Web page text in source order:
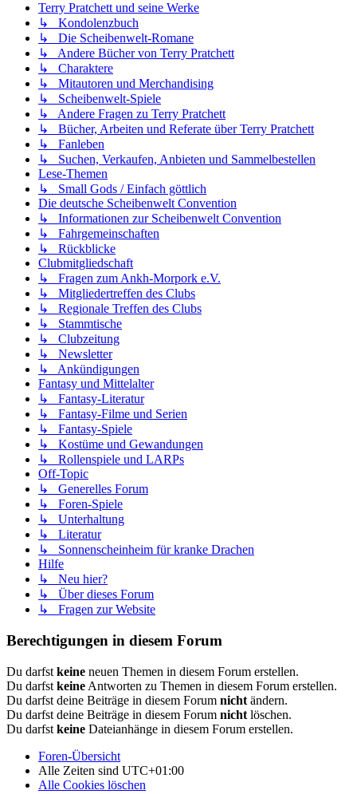
Terry Pratchett und seine Werke
↳ Kondolenzbuch
↳ Die Scheibenwelt-Romane
↳ Andere Bücher von Terry Pratchett
↳ Charaktere
↳ Mitautoren und Merchandising
↳ Scheibenwelt-Spiele
↳ Andere Fragen zu Terry Pratchett
↳ Bücher, Arbeiten und Referate über Terry Pratchett
↳ Fanleben
↳ Suchen, Verkaufen, Anbieten und Sammelbestellen
Lese-Themen
↳ Small Gods / Einfach göttlich
Die deutsche Scheibenwelt Convention
↳ Informationen zur Scheibenwelt Convention
↳ Fahrgemeinschaften
↳ Rückblicke
Clubmitgliedschaft
↳ Fragen zum Ankh-Morpork e.V.
↳ Mitgliedertreffen des Clubs
↳ Regionale Treffen des Clubs
↳ Stammtische
↳ Clubzeitung
↳ Newsletter
↳ Ankündigungen
Fantasy und Mittelalter
↳ Fantasy-Literatur
↳ Fantasy-Filme und Serien
↳ Fantasy-Spiele
↳ Kostüme und Gewandungen
↳ Rollenspiele und LARPs
Off-Topic
↳ Generelles Forum
↳ Foren-Spiele
↳ Unterhaltung
↳ Literatur
↳ Sonnenscheinheim für kranke Drachen
Hilfe
↳ Neu hier?
↳ Über dieses Forum
↳ Fragen zur Website
Berechtigungen in diesem Forum
Du darfst keine neuen Themen in diesem Forum erstellen.
Du darfst keine Antworten zu Themen in diesem Forum erstellen.
Du darfst deine Beiträge in diesem Forum nicht ändern.
Du darfst deine Beiträge in diesem Forum nicht löschen.
Du darfst keine Dateianhänge in diesem Forum erstellen.
Foren-Übersicht
Alle Zeiten sind UTC+01:00
Alle Cookies löschen